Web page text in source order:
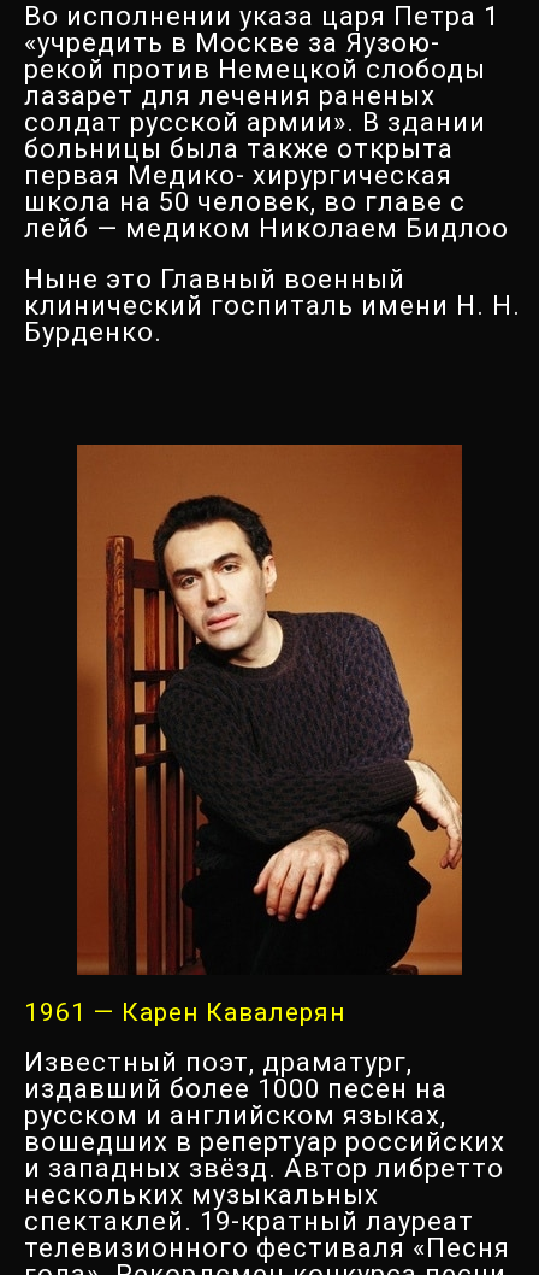
Во исполнении указа царя Петра 1
«учредить в Москве за Яузою-
рекой против Немецкой слободы
лазарет для лечения раненых
солдат русской армии». В здании
больницы была также открыта
первая Медико- хирургическая
школа на 50 человек, во главе с
лейб — медиком Николаем Бидлоо
Ныне это Главный военный
клинический госпиталь имени Н. Н.
Бурденко.
1961 — Карен Кавалерян
Известный поэт, драматург,
издавший более 1000 песен на
русском и английском языках,
вошедших в репертуар российских
и западных звёзд. Автор либретто
нескольких музыкальных
спектаклей. 19-кратный лауреат
телевизионного фестиваля «Песня